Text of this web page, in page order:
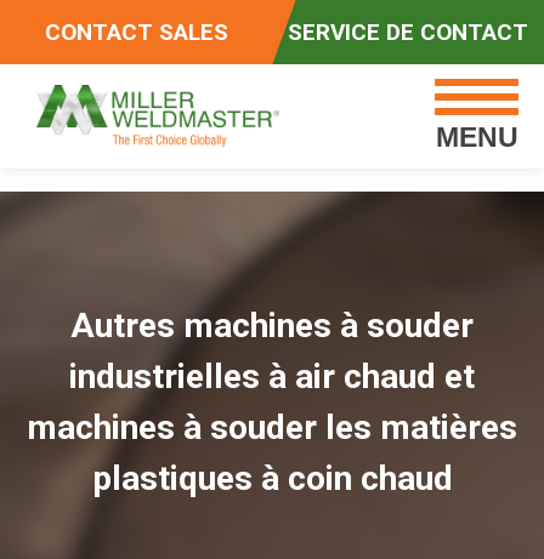
CONTACT SALES SERVICE DE CONTACT
MENU
Autres machines à souder
industrielles à air chaud et
machines à souder les matières
plastiques à coin chaud